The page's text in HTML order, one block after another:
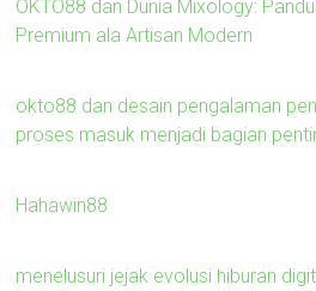
OKTO88 dan Dunia Mixology:
Premium ala Artisan Modern
okto88 dan desain pengalaman
proses masuk menjadi bagian
Hahawin88
menelusuri jejak evolusi hiburan